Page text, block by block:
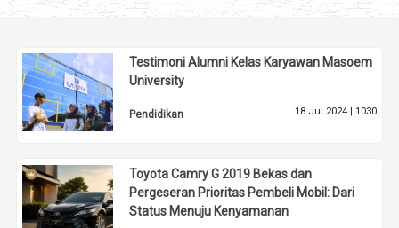
Testimoni Alumni Kelas Karyawan Masoem
University
Pendidikan 18 Jul 2024 | 1030
Toyota Camry G 2019 Bekas dan
Pergeseran Prioritas Pembeli Mobil: Dari
Status Menuju Kenyamanan